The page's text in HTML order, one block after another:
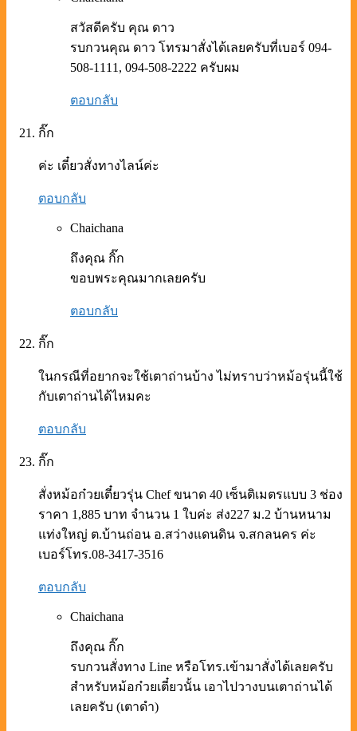
สวัสดีครับ คุณ ดาว
รบกวนคุณ ดาว โทรมาสั่งได้เลยครับที่เบอร์ 094-
508-1111, 094-508-2222 ครับผม
ตอบกลับ
กิ๊ก
ค่ะ เดี๋ยวสั่งทางไลน์ค่ะ
ตอบกลับ
Chaichana
ถึงคุณ กิ๊ก
ขอบพระคุณมากเลยครับ
ตอบกลับ
กิ๊ก
ในกรณีที่อยากจะใช้เตาถ่านบ้าง ไม่ทราบว่าหม้อรุ่นนี้ใช้
กับเตาถ่านได้ไหมคะ
ตอบกลับ
กิ๊ก
สั่งหม้อก๋วยเตี๋ยวรุ่น Chef ขนาด 40 เซ็นติเมตรแบบ 3 ช่อง
ราคา 1,885 บาท จำนวน 1 ใบค่ะ ส่ง227 ม.2 บ้านหนาม
แท่งใหญ่ ต.บ้านถ่อน อ.สว่างแดนดิน จ.สกลนคร ค่ะ
เบอร์โทร.08-3417-3516
ตอบกลับ
Chaichana
ถึงคุณ กิ๊ก
รบกวนสั่งทาง Line หรือโทร.เข้ามาสั่งได้เลยครับ
สำหรับหม้อก๋วยเตี๋ยวนั้น เอาไปวางบนเตาถ่านได้
เลยครับ (เตาดำ)